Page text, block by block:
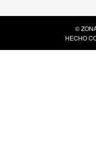
©
HECHO